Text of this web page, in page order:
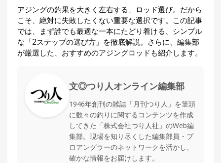
アジングの釣果を大きく左右する、ロッド選び。だから
こそ、絶対に失敗したくない重要な選択です。この記事
では、まず誰でも最適な一本にたどり着ける、シンプル
な「2ステップの選び方」を徹底解説。さらに、編集部
が厳選した、おすすめのアジングロッドも紹介します。
文◎つり人オンライン編集部
1946年創刊の雑誌「月刊つり人」を筆頭
に数々の釣りに関するコンテンツを作成
してきた「株式会社つり人社」のWeb編
集部。現場を知り尽くした編集部員・プ
ロアングラーのネットワークを活かし、
確かな情報をお届けします。
ら
探
す
›
全
›